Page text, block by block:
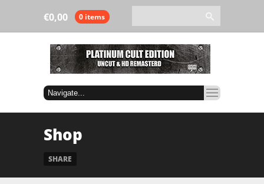
0,00
€ 0 items
Shop
SHARE